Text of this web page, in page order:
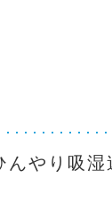
んやり吸